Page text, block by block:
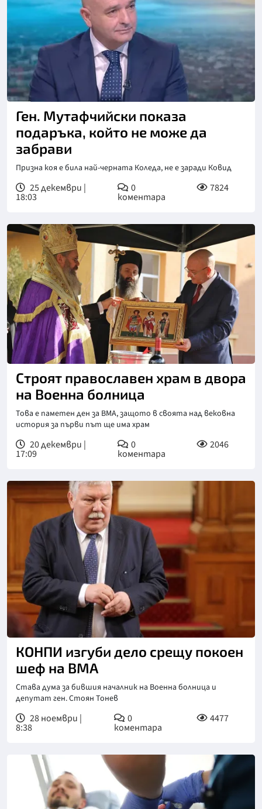
Ген. Мутафчийски показа
подаръка, който не може да
забрави
Призна коя е била най-черната Коледа, не е заради Ковид
25 декември |
18:03
0
коментара
7824
Строят православен храм в двора
на Военна болница
Това е паметен ден за ВМА, защото в своята над вековна
история за първи път ще има храм
20 декември |
17:09
0
коментара
2046
Снимка: БГНЕС, архив
КОНПИ изгуби дело срещу покоен
шеф на ВМА
Става дума за бившия началник на Военна болница и
депутат ген. Стоян Тонев
28 ноември |
8:38
0
коментара
4477